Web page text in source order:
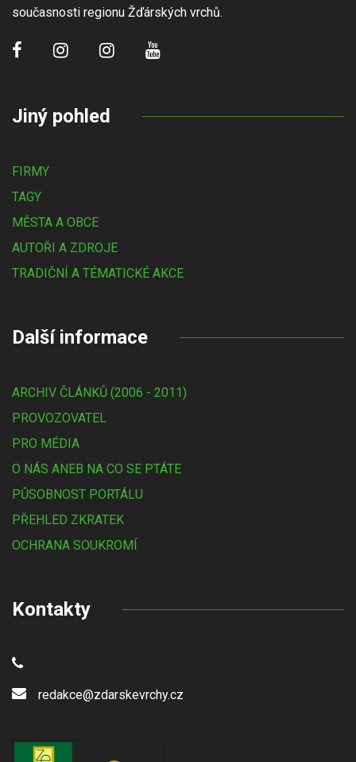
současnosti regionu Žďárských vrchů.
Jiný pohled
FIRMY
TAGY
MĚSTA A OBCE
AUTOŘI A ZDROJE
TRADIČNÍ A TÉMATICKÉ AKCE
Další informace
ARCHIV ČLÁNKŮ (2006 - 2011)
PROVOZOVATEL
PRO MÉDIA
O NÁS ANEB NA CO SE PTÁTE
PŮSOBNOST PORTÁLU
PŘEHLED ZKRATEK
OCHRANA SOUKROMÍ
Kontakty
redakce@zdarskevrchy.cz